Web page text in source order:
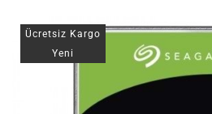
Ücretsiz Kargo
Yeni